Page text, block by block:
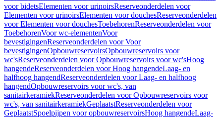
voor bidetsElementen voor urinoirsReserveonderdelen voor
Elementen voor urinoirsElementen voor douchesReserveonderdelen
voor Elementen voor douchesToebehorenReserveonderdelen voor
ToebehorenVoor wc-elementenVoor
bevestigingenReserveonderdelen voor Voor
bevestigingenOpbouwreservoirsOpbouwreservoirs voor
wc'sReserveonderdelen voor Opbouwreservoirs voor wc'sHoog
hangendeReserveonderdelen voor Hoog hangendeLaag- en
halfhoog hangendReserveonderdelen voor Laag- en halfhoog
hangendOpbouwreservoirs voor wc's, van
sanitairkeramiekReserveonderdelen voor Opbouwreservoirs voor
wc's, van sanitairkeramiekGeplaatstReserveonderdelen voor
GeplaatstSpoelpijpen voor opbouwreservoirsHoog hangendeLaag-